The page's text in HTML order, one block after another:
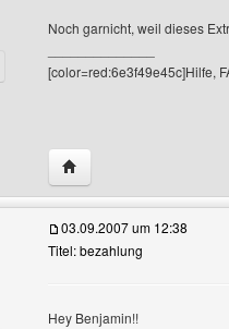
anzeigen
Noch garnicht, weil dieses
[color=red:6e3f49e45c]Hilfe,
Website dieses
03.09.2007 um 12:38
Titel: bezahlung
Hey Benjamin!!